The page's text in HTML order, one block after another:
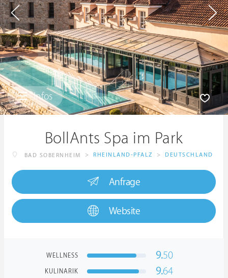
Infos
BollAnts Spa im Park
BAD SOBERNHEIM > RHEINLAND-PFALZ > DEUTSCHLAND
Anfrage
Website
WELLNESS 9.50
KULINARIK 9.64